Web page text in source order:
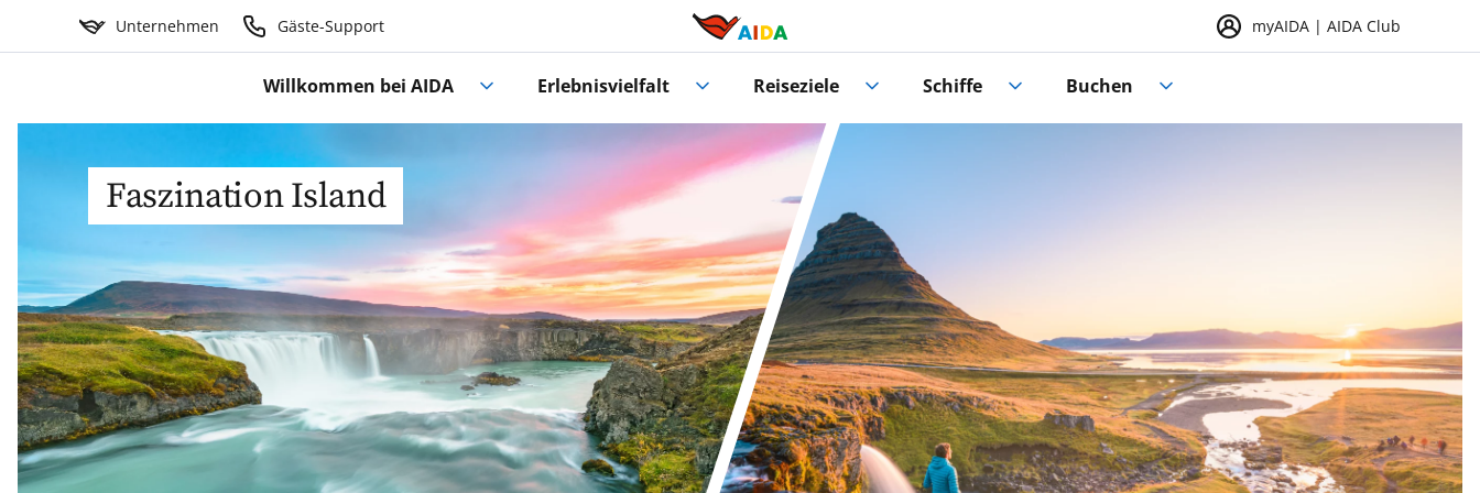
Unternehmen Gäste-Support myAIDA | AIDA Club
Willkommen bei AIDA Erlebnisvielfalt Reiseziele Schiffe Buchen
Faszination Island